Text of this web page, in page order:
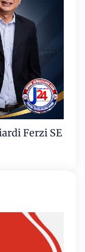
Ferzi SE